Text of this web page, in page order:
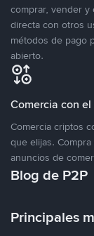
comprar, vender y
directa con otros
métodos de pago
abierto.
Comercia con
Comercia criptos
que elijas.
anuncios de
Blog de P2P
Principales